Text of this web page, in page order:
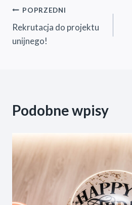
Nawigacja
wpisu
POPRZEDNI
Rekrutacja do projektu
unijnego!
Podobne wpisy